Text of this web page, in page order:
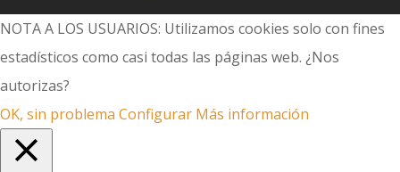
NOTA A LOS USUARIOS: Utilizamos cookies solo con fines
estadísticos como casi todas las páginas web. ¿Nos
autorizas?
OK, sin problema Configurar Más información